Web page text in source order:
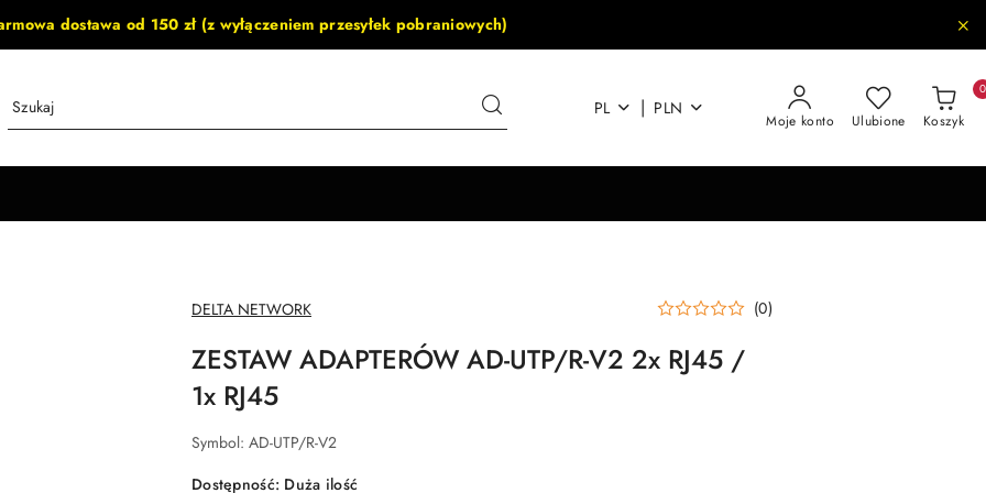
dostawa od 150 zł (z wyłączeniem przesyłek pobraniowych)
PL | PLN
Moje konto Ulubione Koszyk
0
NAZWA
PRODUCENTA:
DELTA NETWORK (0)
ZESTAW ADAPTERÓW AD-UTP/R-V2 2x RJ45 /
1x RJ45
Symbol: AD-UTP/R-V2
Dostępność: Duża ilość